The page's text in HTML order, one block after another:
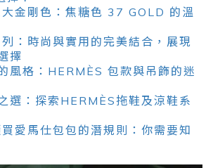
金剛色：焦糖色 37 GOLD 的溫
：時尚與實用的完美結合，展現
擇
風格：HERMÈS 包款與吊飾的迷
選：探索HERMÈS拖鞋及涼鞋系
愛馬仕包包的潛規則：你需要知